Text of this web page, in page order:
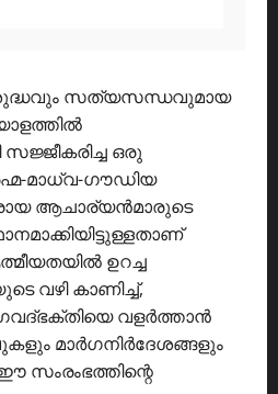
സത്യസന്ധവുമായ
ഒരു
മാധ്വ-ഗൗഡിയ
ആചാര്യൻമാരുടെ
ഉറച്ച
വഴി കാണിച്ച്,
വളർത്താൻ
മാർഗനിർദേശങ്ങളും